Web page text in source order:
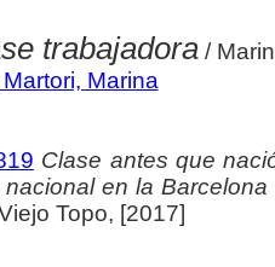
trabajadora/
Marina
Clase antes que
nacional en la
Topo, [2017]